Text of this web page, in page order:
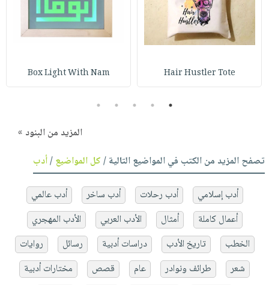
Hair Hustler Tote
Box Light With Nam
1
2
3
4
5
المزيد من البنود »
تصفح المزيد من الكتب في المواضيع التالية /كل المواضيع/أدب
أدب إسلامي أدب رحلات أدب ساخر
أدب عالمي
أعمال كاملة
أمثال الأدب العربي
الأدب المهجري
الخطب
تاريخ الأدب دراسات أدبية رسائل
روايات
شعر
طرائف ونوادر عام قصص
مختارات أدبية